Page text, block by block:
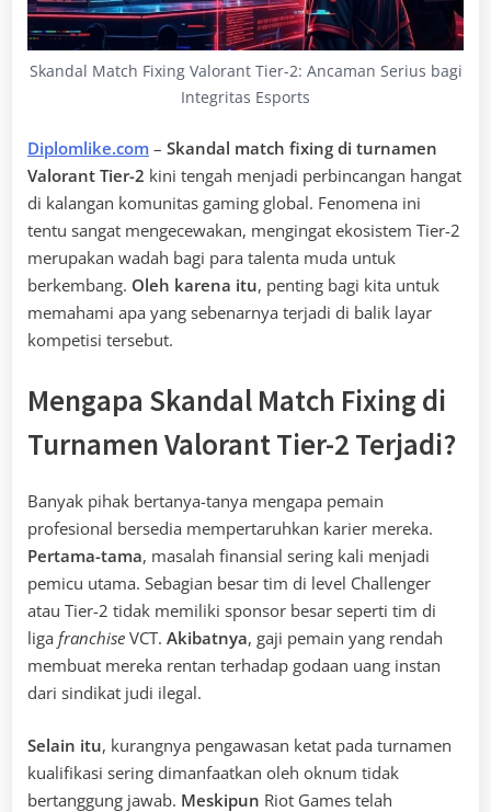
Skandal Match Fixing Valorant Tier-2: Ancaman Serius bagi
Integritas Esports
Diplomlike.com – Skandal match fixing di turnamen
Valorant Tier-2 kini tengah menjadi perbincangan hangat
di kalangan komunitas gaming global. Fenomena ini
tentu sangat mengecewakan, mengingat ekosistem Tier-2
merupakan wadah bagi para talenta muda untuk
berkembang. Oleh karena itu, penting bagi kita untuk
memahami apa yang sebenarnya terjadi di balik layar
kompetisi tersebut.
Mengapa Skandal Match Fixing di
Turnamen Valorant Tier-2 Terjadi?
Banyak pihak bertanya-tanya mengapa pemain
profesional bersedia mempertaruhkan karier mereka.
Pertama-tama, masalah finansial sering kali menjadi
pemicu utama. Sebagian besar tim di level Challenger
atau Tier-2 tidak memiliki sponsor besar seperti tim di
liga franchise VCT. Akibatnya, gaji pemain yang rendah
membuat mereka rentan terhadap godaan uang instan
dari sindikat judi ilegal.
Selain itu, kurangnya pengawasan ketat pada turnamen
kualifikasi sering dimanfaatkan oleh oknum tidak
bertanggung jawab. Meskipun Riot Games telah